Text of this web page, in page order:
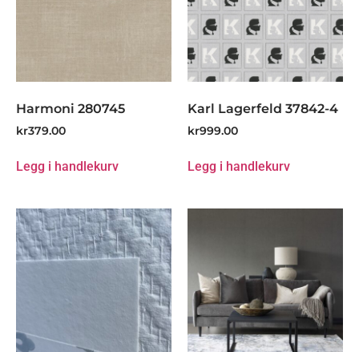
Harmoni 280745
kr379.00
Legg i handlekurv
Karl Lagerfeld 37842-4
kr999.00
Legg i handlekurv